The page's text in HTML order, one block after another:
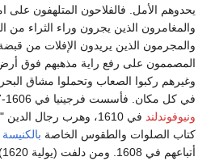
يحدوهم الأمل. فالفلاحون المتلهفون على
والمغامرون الذين يجرون وراء الثراء من
والمجرمون الذين يريدون الإفلات من قبضة
المصممون على رفع راية مذهبهم فوق أرض
وغيرهم ركبوا الصعاب وتحملوا مشاق
في كل مكان. فأسست فرجينيا في 1606-1607، وبرمودا في 1609،
ونيوفوندلند
في 1610، وهرب رجال
كتاب الصلوات والطقوس الخاصة بالكنيسة